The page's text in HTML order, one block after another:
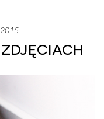
2015
zdjęciach